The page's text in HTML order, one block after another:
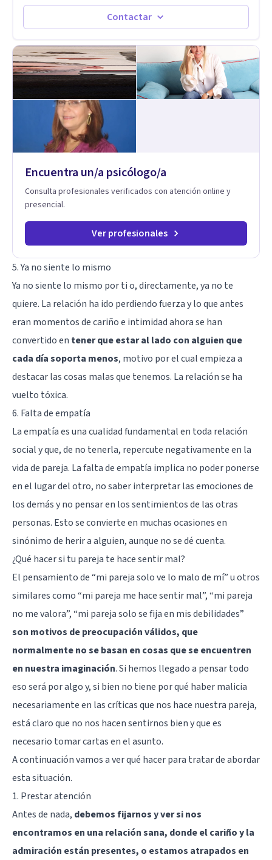
universitario y profesional, siempre conteniendo
paralelamente a los padres y brindándoles un espacio de
seguridad. Hago terapia de pareja y adultos con método
Contactar
Encuentra un/a psicólogo/a
Consulta profesionales verificados con atención online y
presencial.
Ver profesionales
5. Ya no siente lo mismo
Ya no siente lo mismo por ti o, directamente, ya no te
quiere. La relación ha ido perdiendo fuerza y lo que antes
eran momentos de cariño e intimidad ahora se han
convertido en tener que estar al lado con alguien que
cada día soporta menos, motivo por el cual empieza a
destacar las cosas malas que tenemos. La relación se ha
vuelto tóxica.
6. Falta de empatía
La empatía es una cualidad fundamental en toda relación
social y que, de no tenerla, repercute negativamente en la
vida de pareja. La falta de empatía implica no poder ponerse
en el lugar del otro, no saber interpretar las emociones de
los demás y no pensar en los sentimientos de las otras
personas. Esto se convierte en muchas ocasiones en
sinónimo de herir a alguien, aunque no se dé cuenta.
¿Qué hacer si tu pareja te hace sentir mal?
El pensamiento de “mi pareja solo ve lo malo de mí” u otros
similares como “mi pareja me hace sentir mal”, “mi pareja
no me valora”, “mi pareja solo se fija en mis debilidades”
son motivos de preocupación válidos, que
normalmente no se basan en cosas que se encuentren
en nuestra imaginación. Si hemos llegado a pensar todo
eso será por algo y, si bien no tiene por qué haber malicia
necesariamente en las críticas que nos hace nuestra pareja,
está claro que no nos hacen sentirnos bien y que es
necesario tomar cartas en el asunto.
A continuación vamos a ver qué hacer para tratar de abordar
esta situación.
1. Prestar atención
Antes de nada, debemos fijarnos y ver si nos
encontramos en una relación sana, donde el cariño y la
admiración están presentes, o estamos atrapados en